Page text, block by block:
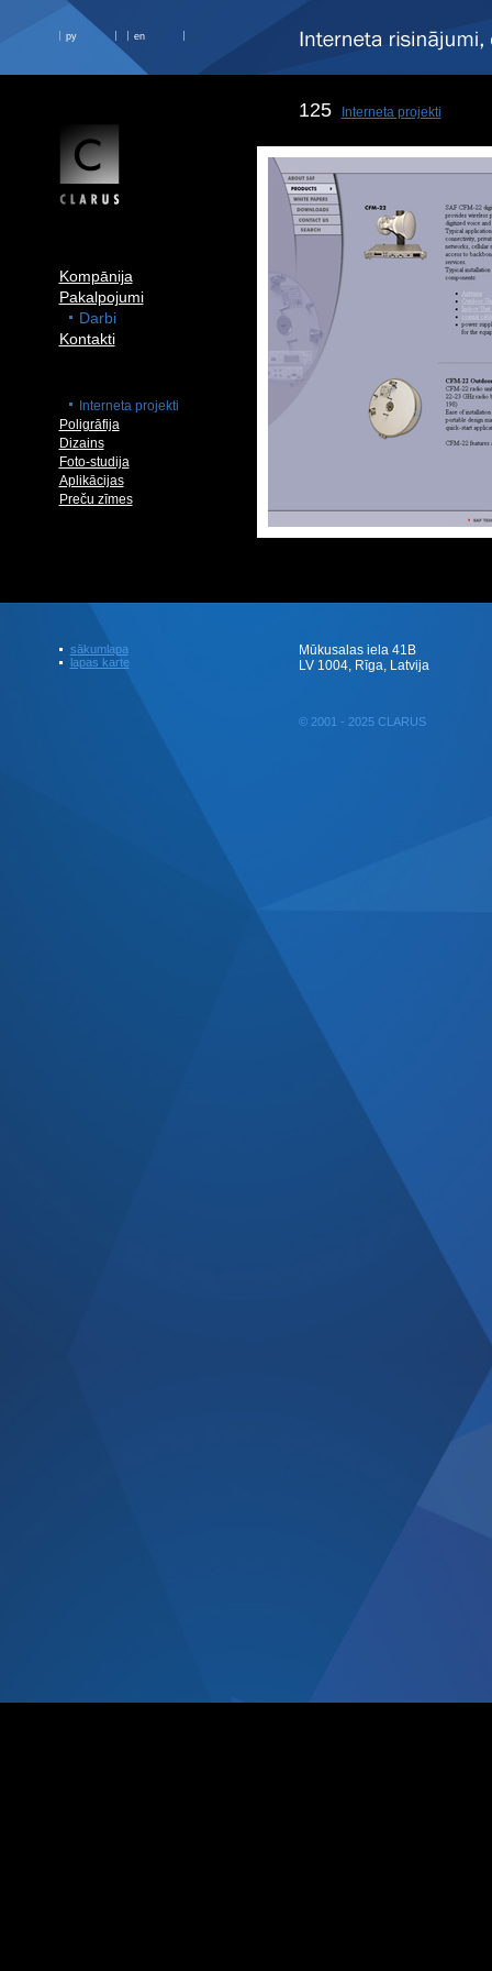
ру en
Kompānija
Pakalpojumi
Darbi
Kontakti
Interneta projekti
Poligrāfija
Dizains
Foto-studija
Aplikācijas
Preču zīmes
125 Interneta projekti
sākumlapa
lapas karte
Mūkusalas iela 41B
LV 1004, Rīga, Latvija
© 2001 - 2025 CLARUS